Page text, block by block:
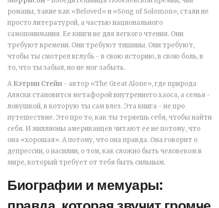
романы, такие как «Beloved» и «Song of Solomon», стали не
просто литературой, а частью национального
самопонимания. Ее книги не для легкого чтения. Они
требуют времени. Они требуют тишины. Они требуют,
чтобы ты смотрел вглубь - в свою историю, в свою боль, в
то, что ты забыл, но не мог забыть.
А Кэтрин Стейн - автор «The Great Alone», где природа
Аляски становится метафорой внутреннего хаоса, а семья -
ловушкой, в которую ты сам влез. Эта книга - не про
путешествие. Это про то, как ты теряешь себя, чтобы найти
себя. И миллионы американцев читают ее не потому, что
она «хорошая». А потому, что она правда. Она говорит о
депрессии, о насилии, о том, как сложно быть человеком в
мире, который требует от тебя быть сильным.
Биографии и мемуары: